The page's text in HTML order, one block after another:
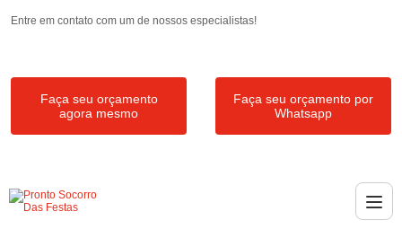
Entre em contato com um de nossos especialistas!
Faça seu orçamento
agora mesmo
Faça seu orçamento por
Whatsapp